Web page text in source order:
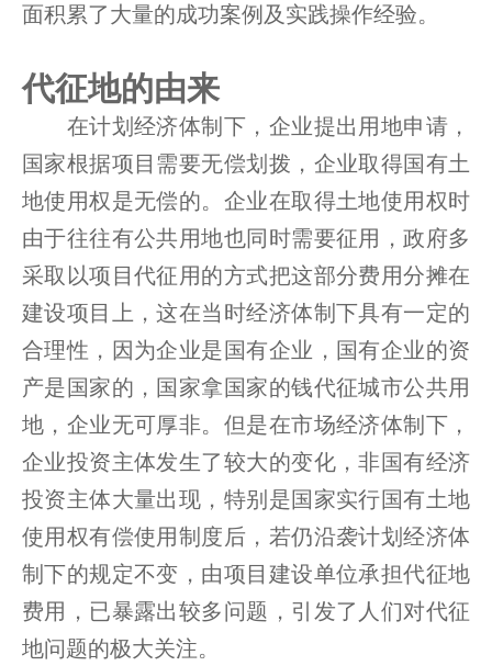
面积累了大量的成功案例及实践操作经验。
代征地的由来
在计划经济体制下，企业提出用地申请，
国家根据项目需要无偿划拨，企业取得国有土
地使用权是无偿的。企业在取得土地使用权时
由于往往有公共用地也同时需要征用，政府多
采取以项目代征用的方式把这部分费用分摊在
建设项目上，这在当时经济体制下具有一定的
合理性，因为企业是国有企业，国有企业的资
产是国家的，国家拿国家的钱代征城市公共用
地，企业无可厚非。但是在市场经济体制下，
企业投资主体发生了较大的变化，非国有经济
投资主体大量出现，特别是国家实行国有土地
使用权有偿使用制度后，若仍沿袭计划经济体
制下的规定不变，由项目建设单位承担代征地
费用，已暴露出较多问题，引发了人们对代征
地问题的极大关注。